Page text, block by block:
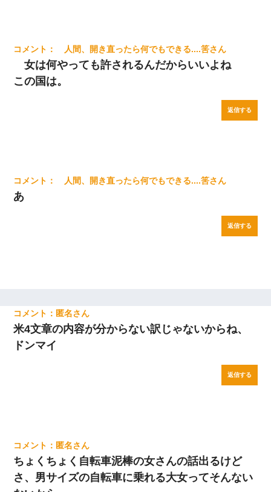
人間、開き直ったら何でもできる....筈
女は何やっても許されるんだからいいよね
この国は。
返信する
人間、開き直ったら何でもできる....筈
あ
返信する
匿名
米4文章の内容が分からない訳じゃないからね、
ドンマイ
返信する
匿名
ちょくちょく自転車泥棒の女さんの話出るけど
さ、男サイズの自転車に乗れる大女ってそんない